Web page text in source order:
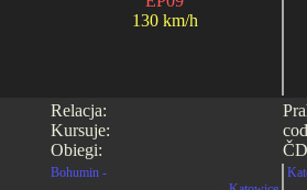
130 km/h
Relacja:
Kursuje:
Obiegi:
Bohumin -